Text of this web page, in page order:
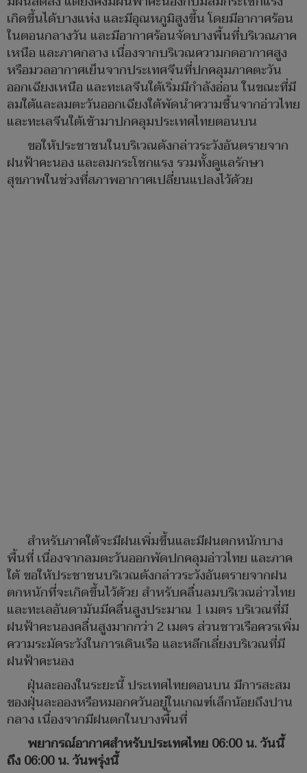
เกิดขึ้นได้บางแห่ง และมีอุณหภูมิสูงขึ้น โดยมีอากาศร้อน
ในตอนกลางวัน และมีอากาศร้อนจัดบางพื้นที่บริเวณภาค
เหนือ และภาคกลาง เนื่องจากบริเวณความกดอากาศสูง
หรือมวลอากาศเย็นจากประเทศจีนที่ปกคลุมภาคตะวัน
ออกเฉียงเหนือ และทะเลจีนใต้เริ่มมีกำลังอ่อน ในขณะที่มี
ลมใต้และลมตะวันออกเฉียงใต้พัดนำความชื้นจากอ่าวไทย
และทะเลจีนใต้เข้ามาปกคลุมประเทศไทยตอนบน
ขอให้ประชาชนในบริเวณดังกล่าวระวังอันตรายจาก
ฝนฟ้าคะนอง และลมกระโชกแรง รวมทั้งดูแลรักษา
สุขภาพในช่วงที่สภาพอากาศเปลี่ยนแปลงไว้ด้วย
สำหรับภาคใต้จะมีฝนเพิ่มขึ้นและมีฝนตกหนักบาง
พื้นที่ เนื่องจากลมตะวันออกพัดปกคลุมอ่าวไทย และภาค
ใต้ ขอให้ประชาชนบริเวณดังกล่าวระวังอันตรายจากฝน
ตกหนักที่จะเกิดขึ้นไว้ด้วย สำหรับคลื่นลมบริเวณอ่าวไทย
และทะเลอันดามันมีคลื่นสูงประมาณ 1 เมตร บริเวณที่มี
ฝนฟ้าคะนองคลื่นสูงมากกว่า 2 เมตร ส่วนชาวเรือควรเพิ่ม
ความระมัดระวังในการเดินเรือ และหลีกเลี่ยงบริเวณที่มี
ฝนฟ้าคะนอง
ฝุ่นละอองในระยะนี้ ประเทศไทยตอนบน มีการสะสม
ของฝุ่นละอองหรือหมอกควันอยู่ในเกณฑ์เล็กน้อยถึงปาน
กลาง เนื่องจากมีฝนตกในบางพื้นที่
พยากรณ์อากาศสำหรับประเทศไทย 06:00 น. วันนี้
ถึง 06:00 น. วันพรุ่งนี้